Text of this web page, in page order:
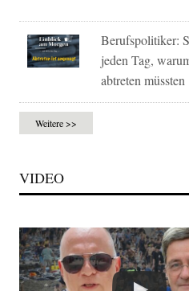
Berufspolitiker:
jeden Tag,
abtreten müssten
Weitere >>
VIDEO